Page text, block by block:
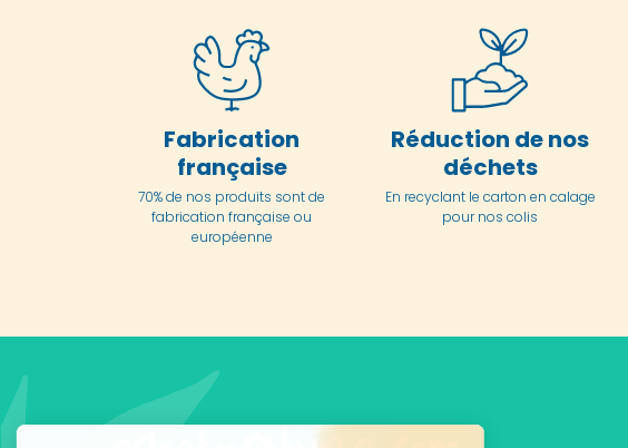
Fabrication
française
70% de nos produits sont de
fabrication française ou
européenne
Réduction de nos
déchets
En recyclant le carton en calage
pour nos colis